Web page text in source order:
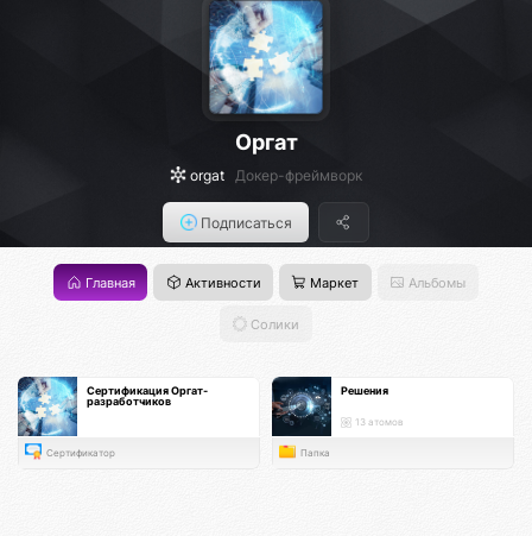
Оргат
orgat Докер-фреймворк
Подписаться
Главная Активности Маркет Альбомы
Солики
Сертификация Оргат-
разработчиков
Сертификатор
Решения
13 атомов
Папка